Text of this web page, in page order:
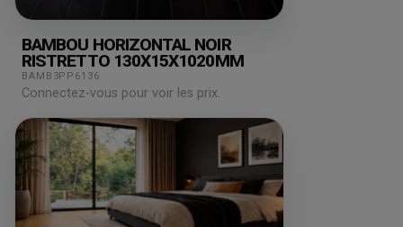
BAMBOU HORIZONTAL NOIR
RISTRETTO 130X15X1020MM
BAMB3PP6136
Connectez-vous pour voir les prix.